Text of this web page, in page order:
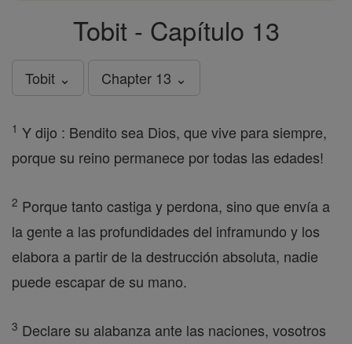
Tobit - Capítulo 13
Tobit ⌄ Chapter 13 ⌄
1 Y dijo : Bendito sea Dios, que vive para siempre,
porque su reino permanece por todas las edades!
2 Porque tanto castiga y perdona, sino que envía a
la gente a las profundidades del inframundo y los
elabora a partir de la destrucción absoluta, nadie
puede escapar de su mano.
3 Declare su alabanza ante las naciones, vosotros